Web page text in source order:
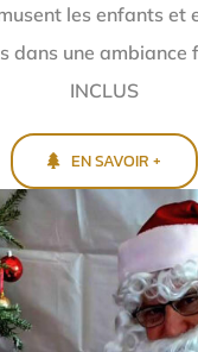
les enfants et
dans une ambiance
INCLUS
EN SAVOIR +